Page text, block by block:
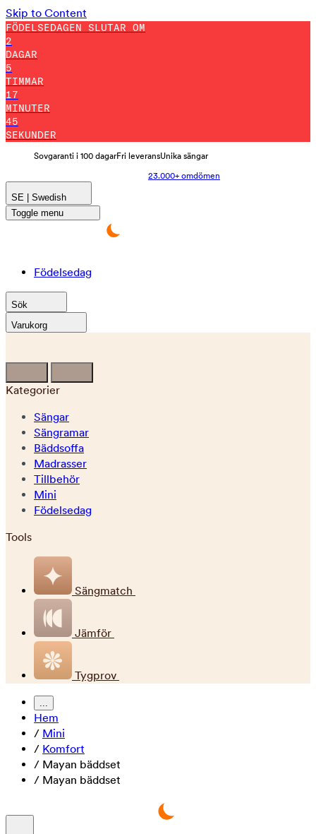
Skip to Content
FÖDELSEDAGEN SLUTAR OM
2
DAGAR
5
TIMMAR
17
MINUTER
42
SEKUNDER
Sovgaranti i 100 dagarFri leveransUnika sängar
23.000+ omdömen
SE | Swedish
Toggle menu
Födelsedag
Sök
Varukorg
Kategorier
Sängar
Sängramar
Bäddsoffa
Madrasser
Tillbehör
Mini
Födelsedag
Tools
Sängmatch
Jämför
Tygprov
...
Hem
/ Mini
/ Komfort
/ Mayan bäddset
/ Mayan bäddset